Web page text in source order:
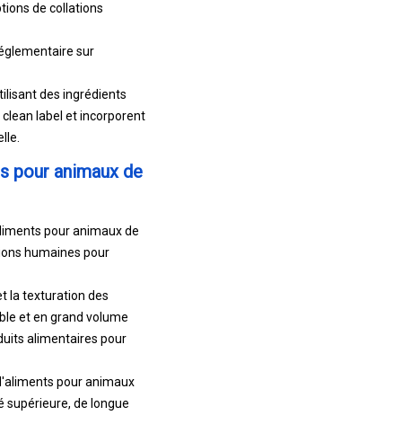
de collations
sur
des ingrédients
label et incorporent
pour animaux de
pour animaux de
humaines pour
la texturation des
et en grand volume
alimentaires pour
pour animaux
supérieure, de longue